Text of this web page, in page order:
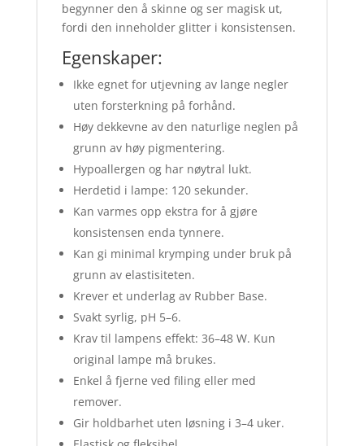
begynner den å skinne og ser magisk ut,
fordi den inneholder glitter i konsistensen.
Egenskaper:
Ikke egnet for utjevning av lange negler
uten forsterkning på forhånd.
Høy dekkevne av den naturlige neglen på
grunn av høy pigmentering.
Hypoallergen og har nøytral lukt.
Herdetid i lampe: 120 sekunder.
Kan varmes opp ekstra for å gjøre
konsistensen enda tynnere.
Kan gi minimal krymping under bruk på
grunn av elastisiteten.
Krever et underlag av Rubber Base.
Svakt syrlig, pH 5–6.
Krav til lampens effekt: 36–48 W. Kun
original lampe må brukes.
Enkel å fjerne ved filing eller med
remover.
Gir holdbarhet uten løsning i 3–4 uker.